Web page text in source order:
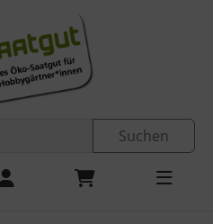
Suchen